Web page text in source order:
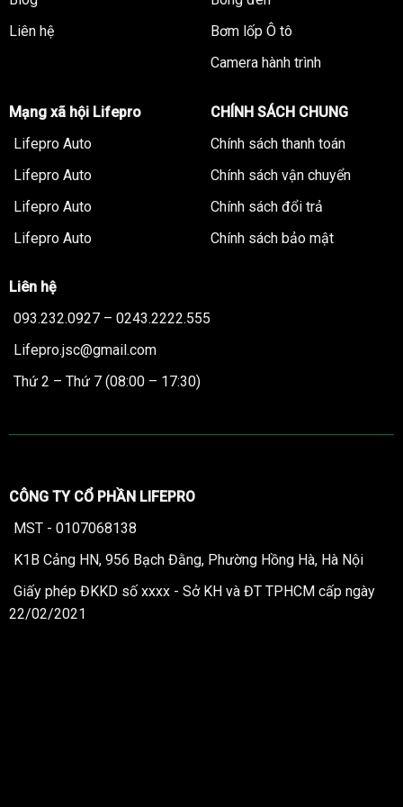
Thiết kế tinh tế, nhỏ gọn, dễ dàng cất gọn trong cốp xe.
Cài đặt đơn giản, dễ sử dụng
xe máy dầu <4.0L
Bảo hành 01 năm
Liên hệ
Bơm lốp Ô tô
Camera hành trình
Mạng xã hội Lifepro
Lifepro Auto
Lifepro Auto
Lifepro Auto
Lifepro Auto
CHÍNH SÁCH CHUNG
Chính sách thanh toán
Chính sách vận chuyển
Chính sách đổi trả
Chính sách bảo mật
Liên hệ
093.232.0927 – 0243.2222.555
Lifepro.jsc@gmail.com
Thứ 2 – Thứ 7 (08:00 – 17:30)
CÔNG TY CỔ PHẦN LIFEPRO
MST - 0107068138
K1B Cảng HN, 956 Bạch Đằng, Phường Hồng Hà, Hà Nội
Giấy phép ĐKKD số xxxx - Sở KH và ĐT TPHCM cấp ngày
22/02/2021